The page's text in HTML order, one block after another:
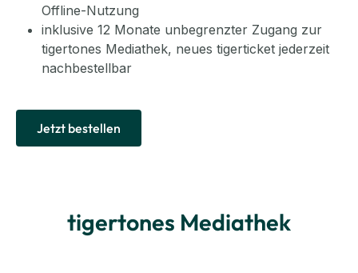
Offline-Nutzung
inklusive 12 Monate unbegrenzter Zugang zur
tigertones Mediathek, neues tigerticket jederzeit
nachbestellbar
Jetzt bestellen
tigertones Mediathek